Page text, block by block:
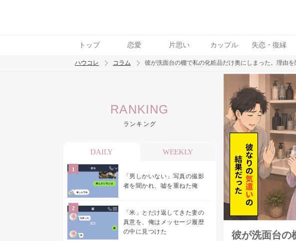
トップ 恋愛 片思い カップル 失恋・復縁
トレンド ワード
イイ女 婚活
ハウコレ コラム 彼が洗面台の棚で私の化粧品だけ奥にしまった。理由
RANKING
ランキング
DAILY WEEKLY
「男しかいない」写真の撮影
者を聞かれ、嘘を重ねた俺
「米」とだけ返してきた妻の
真意を、俺はメッセージ履歴
の中に見つけた
彼が洗面台の